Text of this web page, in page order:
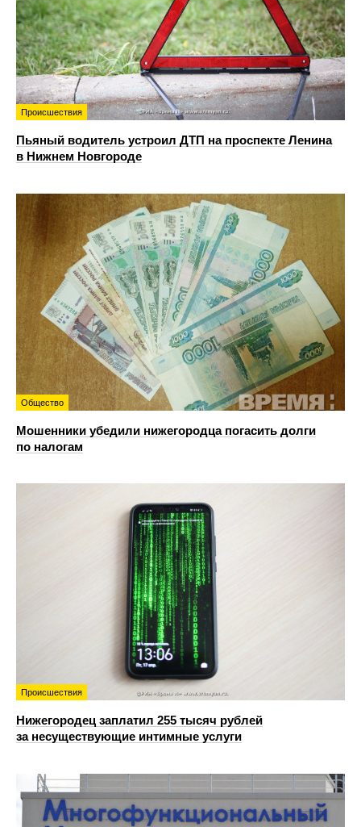
Происшествия
Пьяный водитель устроил ДТП на проспекте Ленина
в Нижнем Новгороде
Общество
Мошенники убедили нижегородца погасить долги
по налогам
Происшествия
Нижегородец заплатил 255 тысяч рублей
за несуществующие интимные услуги